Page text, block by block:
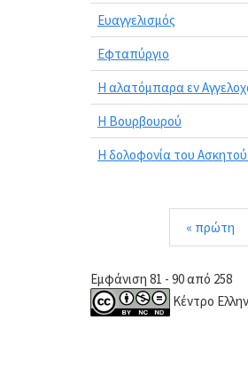
Ευαγγελισμός
Εφταπύργιο
Η αλατόμπαρα εν
Η Βουρβουρού
Η δολοφονία του Ασκητού
« πρώτη
Εμφάνιση 81 - 90 από 258
Κέντρο